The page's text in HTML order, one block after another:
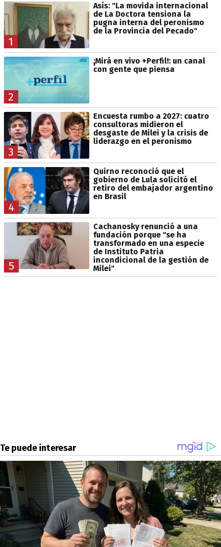
1
Asís: "La movida internacional
de La Doctora tensiona la
pugna interna del peronismo
de la Provincia del Pecado"
2
¡Mirá en vivo +Perfil!: un canal
con gente que piensa
3
Encuesta rumbo a 2027: cuatro
consultoras midieron el
desgaste de Milei y la crisis de
liderazgo en el peronismo
4
Quirno reconoció que el
gobierno de Lula solicitó el
retiro del embajador argentino
en Brasil
5
Cachanosky renunció a una
fundación porque "se ha
transformado en una especie
de Instituto Patria
incondicional de la gestión de
Milei"